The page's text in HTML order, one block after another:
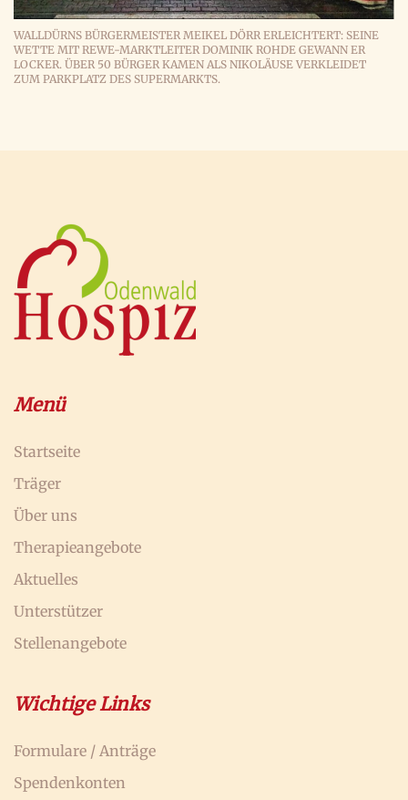
WALLDÜRNS BÜRGERMEISTER MEIKEL DÖRR ERLEICHTERT: SEINE
WETTE MIT REWE-MARKTLEITER DOMINIK ROHDE GEWANN ER
LOCKER. ÜBER 50 BÜRGER KAMEN ALS NIKOLÄUSE VERKLEIDET
ZUM PARKPLATZ DES SUPERMARKTS.
Menü
Startseite
Träger
Über uns
Therapieangebote
Aktuelles
Unterstützer
Stellenangebote
Wichtige Links
Formulare / Anträge
Spendenkonten